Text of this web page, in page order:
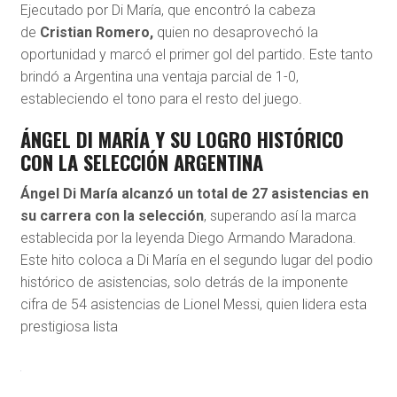
Ejecutado por Di María, que encontró la cabeza
de Cristian Romero,quien no desaprovechó la
oportunidad y marcó el primer gol del partido. Este tanto
brindó a Argentina una ventaja parcial de 1-0,
estableciendo el tono para el resto del juego.
ÁNGEL DI MARÍA Y SU LOGRO HISTÓRICO
CON LA SELECCIÓN ARGENTINA
Ángel Di María alcanzó un total de 27 asistencias en
su carrera con la selección, superando así la marca
establecida por la leyenda Diego Armando Maradona.
Este hito coloca a Di María en el segundo lugar del podio
histórico de asistencias, solo detrás de la imponente
cifra de 54 asistencias de Lionel Messi, quien lidera esta
prestigiosa lista